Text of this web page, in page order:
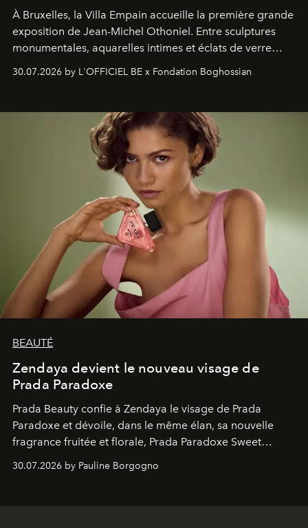
À Bruxelles, la Villa Empain accueille la première grande
exposition de Jean-Michel Othoniel. Entre sculptures
monumentales, aquarelles intimes et éclats de verre
soufflé, l’artiste français compose un itinéraire
émotionnel où chaque œuvre devient le souvenir
émerveillement.
30.07.2026 by L'OFFICIEL BE x Fondation Boghossian
BEAUTÉ
Zendaya devient le nouveau visage de
Prada Paradoxe
Prada Beauty confie à Zendaya le visage de Prada
Paradoxe et dévoile, dans le même élan, sa nouvelle
fragrance fruitée et florale, Prada Paradoxe Sweet
Chemistry Eau de Parfum.
30.07.2026 by Pauline Borgogno